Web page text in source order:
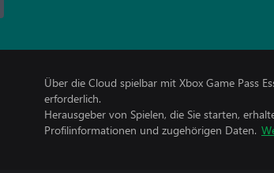
Über die Cloud spielbar mit Xbox Game Pass
erforderlich.
Herausgeber von Spielen, die Sie starten,
Profilinformationen und zugehörigen Daten.